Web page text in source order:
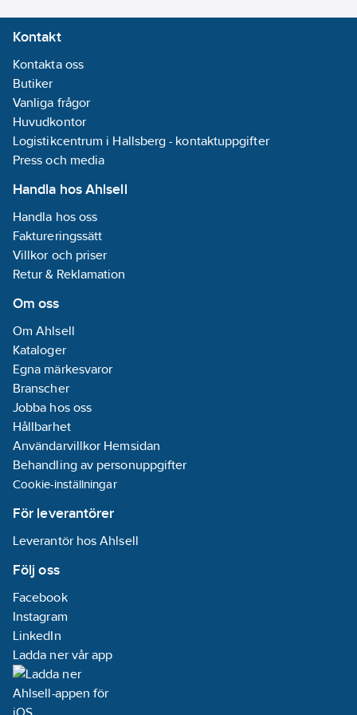
Kontakt
Kontakta oss
Butiker
Vanliga frågor
Huvudkontor
Logistikcentrum i Hallsberg - kontaktuppgifter
Press och media
Handla hos Ahlsell
Handla hos oss
Faktureringssätt
Villkor och priser
Retur & Reklamation
Om oss
Om Ahlsell
Kataloger
Egna märkesvaror
Branscher
Jobba hos oss
Hållbarhet
Användarvillkor Hemsidan
Behandling av personuppgifter
Cookie-inställningar
För leverantörer
Leverantör hos Ahlsell
Följ oss
Facebook
Instagram
LinkedIn
Ladda ner vår app